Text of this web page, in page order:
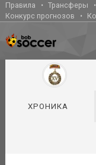
Правила Трансферы
Конкурс прогнозов
ХРОНИКА